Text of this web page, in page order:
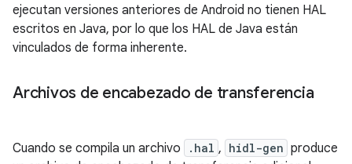
ejecutan versiones anteriores de Android no tienen HAL
escritos en Java, por lo que los HAL de Java están
vinculados de forma inherente.
Archivos de encabezado de transferencia
Cuando se compila un archivo .hal , hidl-gen produce